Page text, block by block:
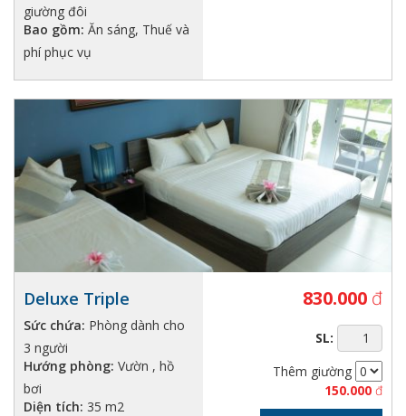
giường đôi
Bao gồm: Ăn sáng, Thuế và
phí phục vụ
Deluxe Triple
Sức chứa: Phòng dành cho
3 người
Hướng phòng: Vườn , hồ
bơi
Diện tích: 35 m2
830.000 đ
SL:
Thêm giường
150.000 đ